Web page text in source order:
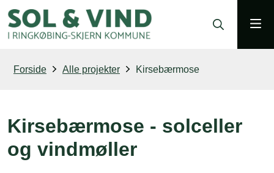
Forside Alle projekter Kirsebærmose
Kirsebærmose - solceller
og vindmøller